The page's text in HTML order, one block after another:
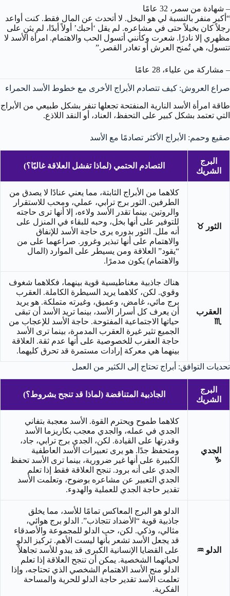
– شهادة من سمر، 32 عامًا
“أكبر منفر بالنسبة لي هو البخل. لا أتحدث عن المال فقط. كنت أواعد
رجلاً كان بخيلاً حتى في مشاعره. لم يقل ‘أحبك’ أولاً أبدًا، لم يثنِ على
مظهري إلا نادرًا. شعرت وكأنني أتسول الحب والاهتمام. امرأة الأسد لا
تتسول، هي تُمنح العرش أو تغادر القصر.”
– مشاركة من علياء، 28 عامًا
صراع العروش: كيف تتصادم الأبراج الأخرى مع خطوط الأسد الحمراء
طاقة امرأة الأسد النارية المنفتحة تجعلها تنفر بشكل طبيعي من الأبراج
التي تعتمد بشكل كبير على التحفظ، العناد، أو النقد اللاذع.
صقيع وحمم: الأبراج الأكثر تصادمًا مع الأسد
البرج
الشريك
التصادم الحتمي (لماذا تفشل العلاقة غالبًا؟)
الثور ♉
كلاهما من الأبراج الثابتة، مما يعني عنادًا لا يصدق من
الطرفين. الثور برج ترابي، عملي، ومحب للاستقرار
والروتين. بينما تقدر الأسد ولاءه، إلا أنها ترى حاجته
للتوفير على أنها بخل، وحبه للبقاء في المنزل على
أنه ملل. الثور بدوره يرى حاجة الأسد للإنفاق
والاهتمام على أنها تبذير وغرور. صراعهما على من
“يقود” العلاقة ومن يسيطر على الموارد (المال
والاهتمام) يكون مدمرًا.
العقرب
♏
هناك جاذبية مغناطيسية قوية بينهما، فكلاهما شغوف
وقوي. لكن، كلاهما يريد السيطرة الكاملة. العقرب
برج مائي، غامض، وعميق، وغيرته متملكة. هو يريد
أن يعرف كل أسرار الأسد، بينما تريد الأسد أن تبقى
حياتها الاجتماعية المفتوحة. حاجة الأسد للإعجاب من
الجميع تثير غيرة العقرب المدمرة، بينما ترى الأسد
حاجة العقرب للخصوصية على أنها عدم ثقة. العلاقة
بينهما هي معركة إرادات مستمرة قد تحرق كليهما.
تحديات التوافق: أبراج تحتاج إلى الكثير من العمل
البرج
الشريك
الجاذبية المتناقضة (لماذا قد تنجح بشروط؟)
الجدي
♑
كلاهما طموح ويحترم القوة. الأسد معجبة بتفاني
الجدي في عمله، والجدي معجب بكاريزما الأسد
وقدرتها على القيادة. لكن، الجدي برج ترابي، جاد،
ومتحفظ جدًا. هو يرى تعبيرات الأسد العاطفية
الكبيرة على أنها غير ضرورية، بينما ترى الأسد تحفظ
الجدي على أنه برود. تنجح العلاقة فقط إذا تعلم
الجدي التعبير عن مشاعره بوضوح، وتعلمت الأسد
تقدير حاجة الجدي للعملية والهدوء.
الدلو ♒
الدلو هو البرج المعاكس تمامًا للأسد، مما يخلق
جاذبية قوية “الأضداد تتجاذب”. الدلو برج هوائي،
مثالي، وذكي. لكن، حب الدلو للمجموعة والأصدقاء
قد يجعل الأسد تشعر بأنها ليست الأهم. تركيز الدلو
على القضايا الإنسانية الكبرى قد يبدو للأسد تجاهلاً
لحياتهما الشخصية. يمكن أن تنجح العلاقة إذا تعلم
الدلو منح الأسد الاهتمام الشخصي الذي تحتاجه، وإذا
تعلمت الأسد تقدير حاجة الدلو للحرية والمساحة
الفكرية.